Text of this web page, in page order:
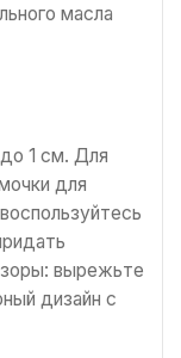
масла
1 см. Для
для
вырежьте
дизайн с